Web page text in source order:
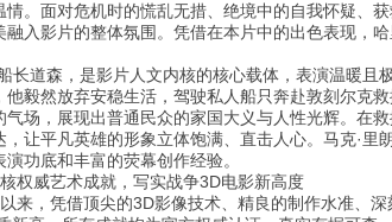
。面对危机时的慌乱无措、绝境中的自我怀疑、
融入影片的整体氛围。凭借在本片中的出色表现，
长道森，是影片人文内核的核心载体，表演温暖
他毅然放弃安稳生活，驾驶私人船只奔赴敦刻尔克
场，展现出普通民众的家国大义与人性光辉。在
让平凡英雄的形象立体饱满、直击人心。马克·
功底和丰富的荧幕创作经验。
权威艺术成就，写实战争3D电影新高度
以来，凭借顶尖的3D影像技术、精良的制作水准、